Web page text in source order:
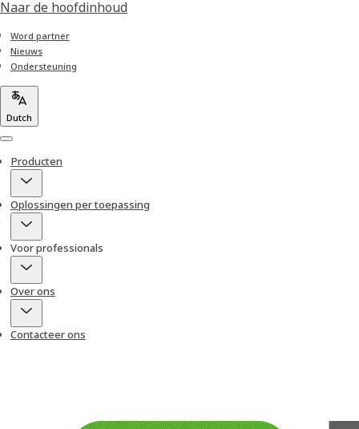
Naar de hoofdinhoud
Word partner
Nieuws
Ondersteuning
Dutch
Menu
Producten
Oplossingen per toepassing
Voor professionals
Over ons
Contacteer ons